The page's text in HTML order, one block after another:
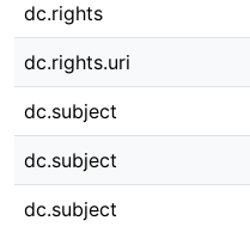
dc.rights
dc.rights.uri
dc.subject
dc.subject
dc.subject